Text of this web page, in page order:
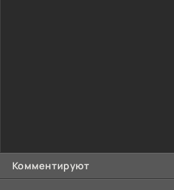
Комментируют